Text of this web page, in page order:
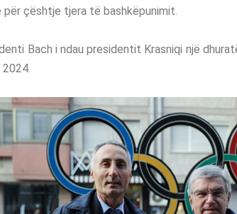
për çështje tjera të bashkëpunimit.
Bach i ndau presidentit Krasniqi një